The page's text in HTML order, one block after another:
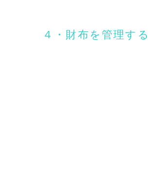
４・財布を管理する